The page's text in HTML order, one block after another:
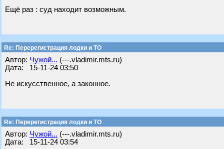
Ещё раз : суд находит возможным.
Re: Перерегистрация лодки и ТО
Автор: Чужой... (---.vladimir.mts.ru)
Дата: 15-11-24 03:50
Не искусственное, а законное.
Re: Перерегистрация лодки и ТО
Автор: Чужой... (---.vladimir.mts.ru)
Дата: 15-11-24 03:54